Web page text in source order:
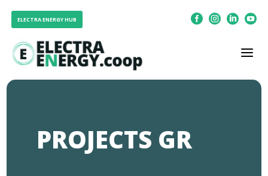
ELECTRA ENERGY HUB    
a
PROJECTS GR